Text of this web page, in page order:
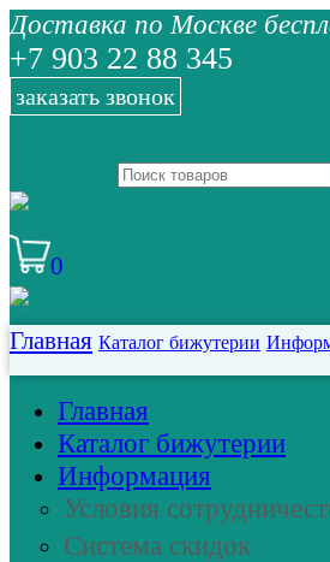
Доставка по Москве
+7 903 22 88 345
заказать звонок
0
Главная Каталог бижутерии
Главная
Каталог бижутерии
Информация
Условия
Система скидок